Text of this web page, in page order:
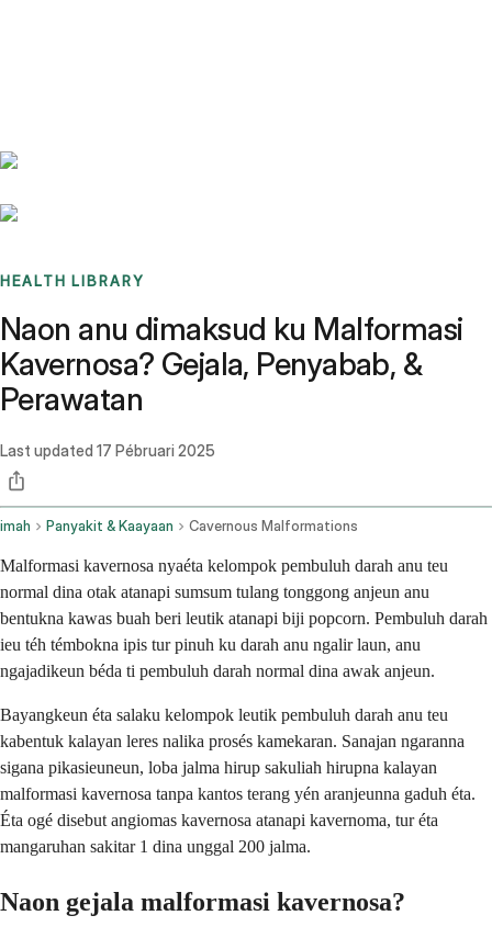
HEALTH LIBRARY
Naon anu dimaksud ku Malformasi
Kavernosa? Gejala, Penyabab, &
Perawatan
Last updated 17 Pébruari 2025
imah Panyakit & Kaayaan Cavernous Malformations
Malformasi kavernosa nyaéta kelompok pembuluh darah anu teu
normal dina otak atanapi sumsum tulang tonggong anjeun anu
bentukna kawas buah beri leutik atanapi biji popcorn. Pembuluh darah
ieu téh témbokna ipis tur pinuh ku darah anu ngalir laun, anu
ngajadikeun béda ti pembuluh darah normal dina awak anjeun.
Bayangkeun éta salaku kelompok leutik pembuluh darah anu teu
kabentuk kalayan leres nalika prosés kamekaran. Sanajan ngaranna
sigana pikasieuneun, loba jalma hirup sakuliah hirupna kalayan
malformasi kavernosa tanpa kantos terang yén aranjeunna gaduh éta.
Éta ogé disebut angiomas kavernosa atanapi kavernoma, tur éta
mangaruhan sakitar 1 dina unggal 200 jalma.
Naon gejala malformasi kavernosa?